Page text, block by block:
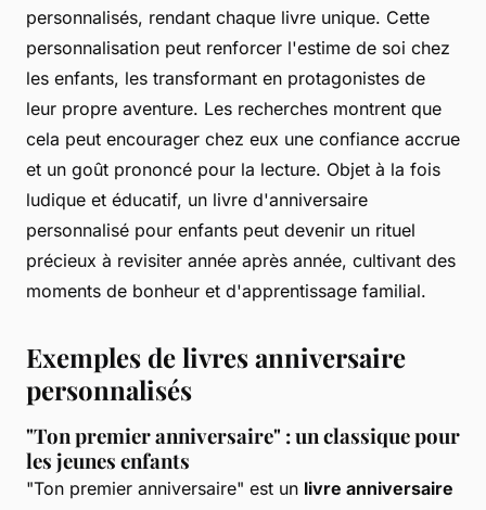
personnalisés, rendant chaque livre unique. Cette
personnalisation peut renforcer l'estime de soi chez
les enfants, les transformant en protagonistes de
leur propre aventure. Les recherches montrent que
cela peut encourager chez eux une confiance accrue
et un goût prononcé pour la lecture. Objet à la fois
ludique et éducatif, un livre d'anniversaire
personnalisé pour enfants peut devenir un rituel
précieux à revisiter année après année, cultivant des
moments de bonheur et d'apprentissage familial.
Exemples de livres anniversaire
personnalisés
"Ton premier anniversaire" : un classique pour
les jeunes enfants
"Ton premier anniversaire" est un livre anniversaire